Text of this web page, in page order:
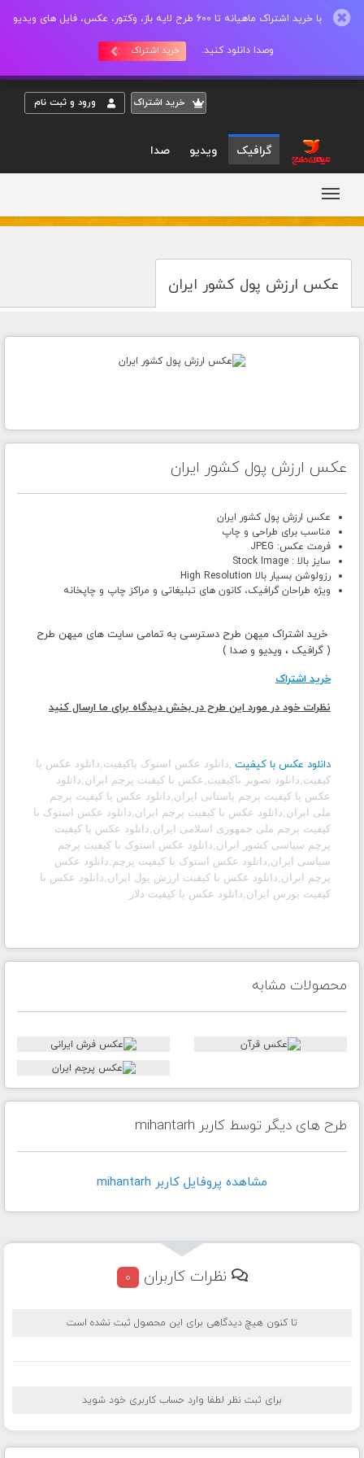
با خرید اشتراک ماهیانه تا 600 طرح لایه باز، وکتور، عکس، فایل های ویدیو
وصدا دانلود کنید. خرید اشتراک
خريد اشتراک ورود و ثبت نام
گرافیک ویدیو صدا
عکس ارزش پول کشور ایران
عکس ارزش پول کشور ایران
عکس ارزش پول کشور ایران
مناسب برای طراحی و چاپ
فرمت عکس: JPEG
سایز بالا : Stock Image
رزولوشن بسیار بالا High Resolution
ویژه طراحان گرافیک، کانون های تبلیغاتی و مراکز چاپ و چاپخانه
خرید اشتراک میهن طرح دسترسی به تمامی سایت های میهن طرح
( گرافیک ، ویدیو و صدا )
خرید اشتراک
نظرات خود در مورد این طرح در بخش دیدگاه برای ما ارسال کنید
دانلود عکس با کیفیت ,دانلود عکس استوک باکیفیت,دانلود عکس با
کیفیت,دانلود تصویر باکیفیت,عکس با کیفیت پرچم ایران,دانلود
عکس با کیفیت پرچم باستانی ایران,دانلود عکس با کیفیت پرچم
ملی ایران,دانلود عکس با کیفیت پرچم ایران,دانلود عکس استوک با
کیفیت پرچم ملی جمهوری اسلامی ایران,دانلود عکس با کیفیت
پرچم سیاسی کشور ایران,دانلود عکس استوک با کیفیت پرچم
سیاسی ایران,دانلود عکس استوک با کیفیت پرچم,دانلود عکس
پرچم ایران,دانلود عکس با کیفیت ارزش پول ایران,دانلود عکس با
کیفیت بورس ایران,دانلود عکس با کیفیت دلار
محصولات مشابه
طرح های دیگر توسط کاربر mihantarh
مشاهده پروفايل کاربر mihantarh
نظرات کاربران 0
تا کنون هیچ دیدگاهی برای این محصول ثبت نشده است
برای ثبت نظر لطفا وارد حساب کاربری خود شوید